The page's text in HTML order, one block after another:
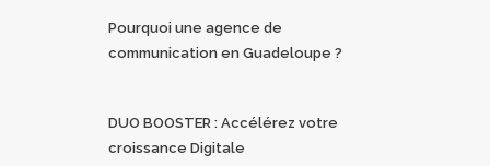
Pourquoi une agence de
communication en Guadeloupe ?
DUO BOOSTER : Accélérez votre
croissance Digitale